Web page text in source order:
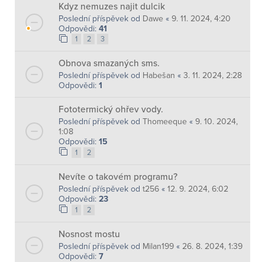
Kdyz nemuzes najit dulcik
Poslední příspěvek od Dawe « 9. 11. 2024, 4:20
Odpovědi: 41
1 2 3
Obnova smazaných sms.
Poslední příspěvek od Habešan « 3. 11. 2024, 2:28
Odpovědi: 1
Fototermický ohřev vody.
Poslední příspěvek od Thomeeque « 9. 10. 2024,
1:08
Odpovědi: 15
1 2
Nevíte o takovém programu?
Poslední příspěvek od t256 « 12. 9. 2024, 6:02
Odpovědi: 23
1 2
Nosnost mostu
Poslední příspěvek od Milan199 « 26. 8. 2024, 1:39
Odpovědi: 7